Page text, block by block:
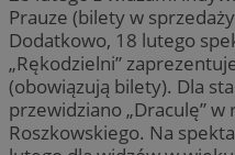
Prauze (bilety w
Dodatkowo, 18 lutego
„Rękodzielni”
(obowiązują bilety). Dla
przewidziano „Draculę” w
Roszkowskiego. Na